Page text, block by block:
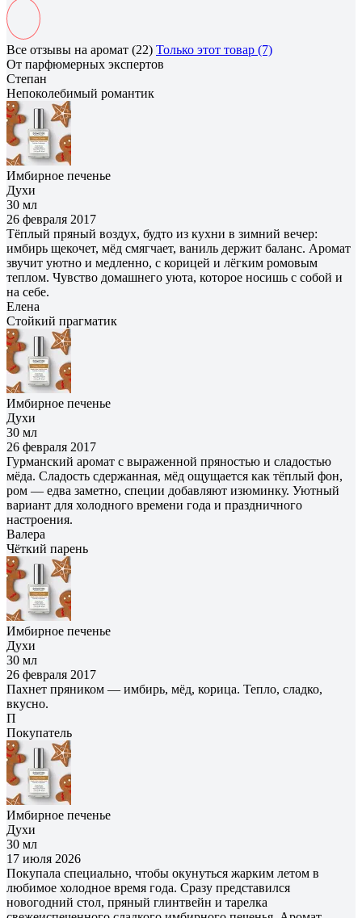
Все отзывы на аромат (22) Только этот товар (7)
От парфюмерных экспертов
Степан
Непоколебимый романтик
Имбирное печенье
Духи
30 мл
26 февраля 2017
Тёплый пряный воздух, будто из кухни в зимний вечер:
имбирь щекочет, мёд смягчает, ваниль держит баланс. Аромат
звучит уютно и медленно, с корицей и лёгким ромовым
теплом. Чувство домашнего уюта, которое носишь с собой и
на себе.
Елена
Cтойкий прагматик
Имбирное печенье
Духи
30 мл
26 февраля 2017
Гурманский аромат с выраженной пряностью и сладостью
мёда. Сладость сдержанная, мёд ощущается как тёплый фон,
ром — едва заметно, специи добавляют изюминку. Уютный
вариант для холодного времени года и праздничного
настроения.
Валера
Чёткий парень
Имбирное печенье
Духи
30 мл
26 февраля 2017
Пахнет пряником — имбирь, мёд, корица. Тепло, сладко,
вкусно.
П
Покупатель
Имбирное печенье
Духи
30 мл
17 июля 2026
Покупала специально, чтобы окунуться жарким летом в
любимое холодное время года. Сразу представился
новогодний стол, пряный глинтвейн и тарелка